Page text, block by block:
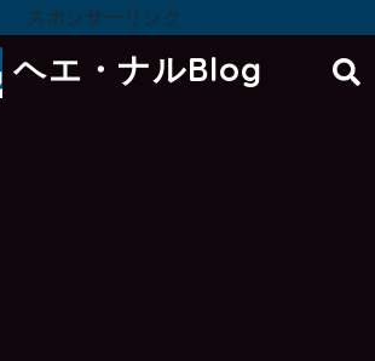
スポンサーリンク
ヘエ・ナルBlog